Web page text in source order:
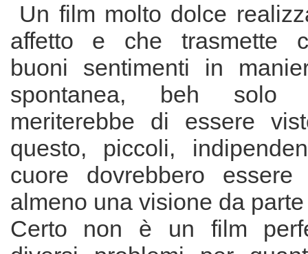
Un film molto dolce
affetto e che trasmette
buoni sentimenti in
spontanea, beh solo
meriterebbe di essere
questo, piccoli,
cuore dovrebbero
almeno una visione da
Certo non è un film